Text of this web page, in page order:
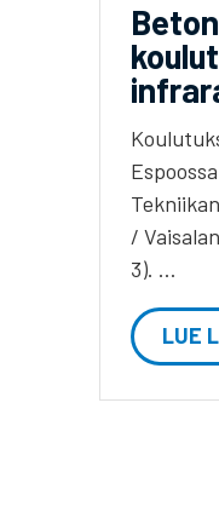
/
3). …
LUE